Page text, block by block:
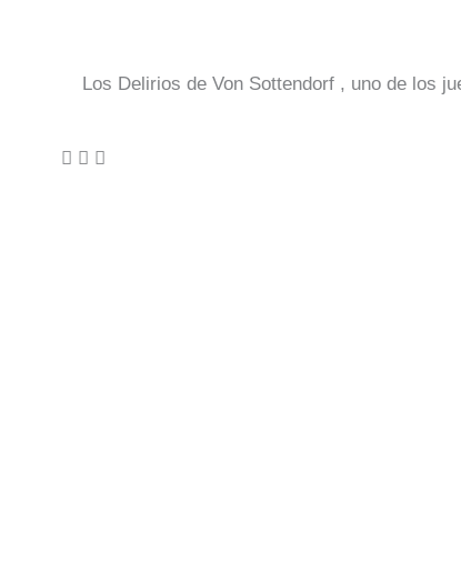
Los Delirios de Von Sottendorf , uno de los